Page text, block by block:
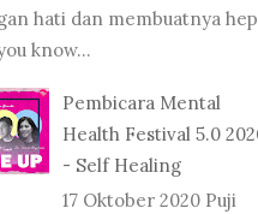
hati dan membuatnya
know...
Pembicara Mental
Health Festival 5.0
- Self Healing
17 Oktober 2020 Puji